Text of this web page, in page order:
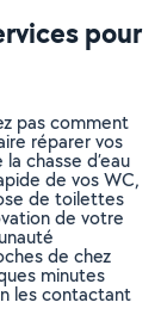
pour
pas comment
réparer vos
chasse d’eau
de vos WC,
de toilettes
de votre
de chez
minutes
les contactant